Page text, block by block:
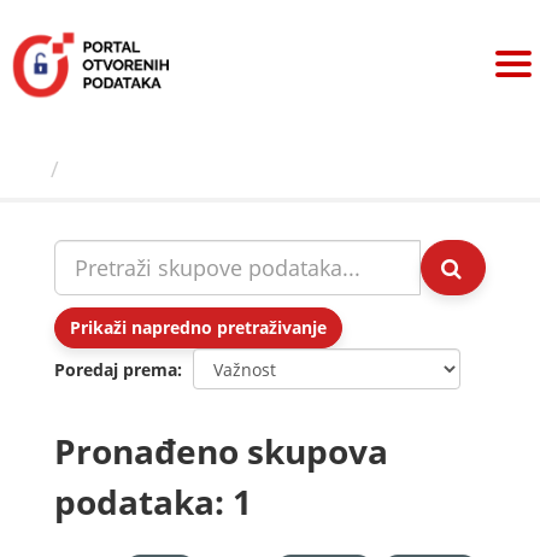
sadržaj
Prikaži napredno pretraživanje
Poredaj prema
Pronađeno skupova
podataka: 1